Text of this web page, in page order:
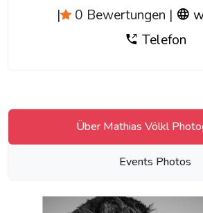
|
0 Bewertungen |
Telefon
Über Mathias Völkl
Events Photos